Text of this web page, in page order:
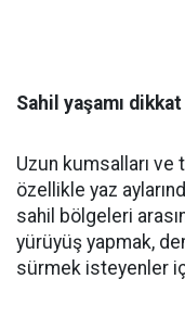
Sahil yaşamı
Uzun kumsalları
özellikle yaz
sahil bölgeleri
yürüyüş yapmak,
sürmek isteyenler